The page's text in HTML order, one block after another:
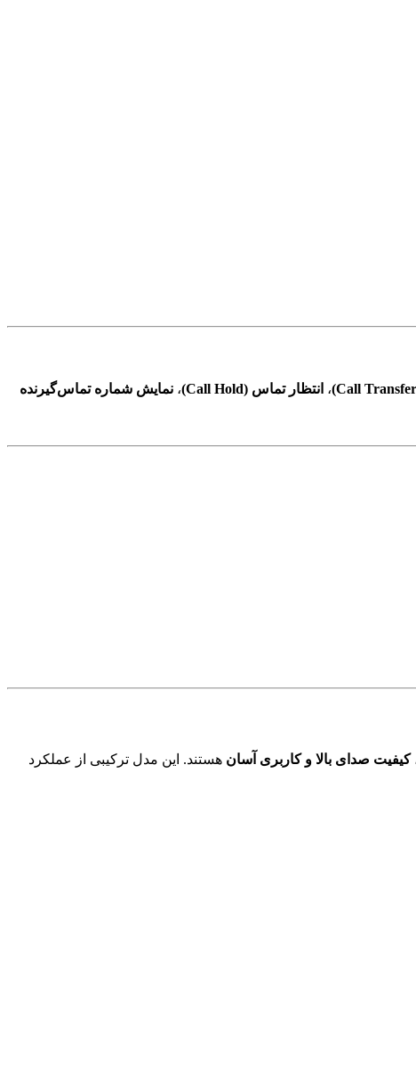
، انتظار تماس (Call Hold) ، نمایش شماره تماس‌گیرنده
هستند. این مدل ترکیبی از عملکرد